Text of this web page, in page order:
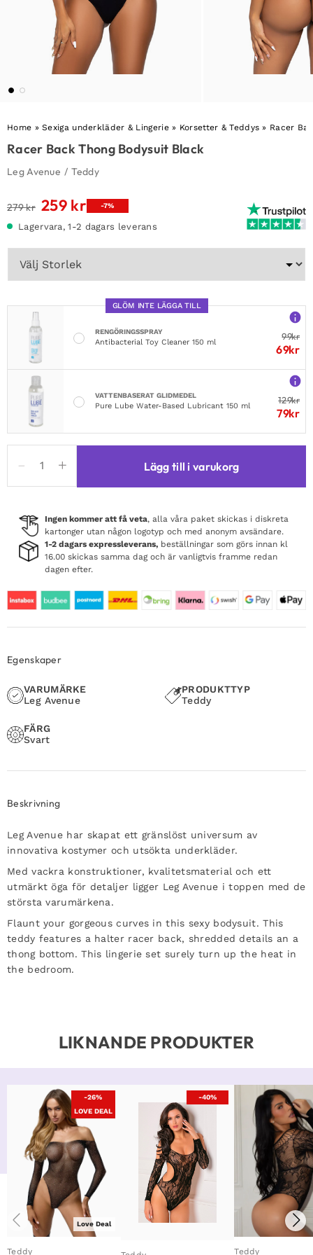
Home »Sexiga underkläder & Lingerie» Korsetter & Teddys » Racer
Racer Back Thong Bodysuit Black
Leg Avenue / Teddy
279kr Det
priset
var:
279 kr.
259 krDet
priset
är:
-7%
Lagervara, 1-2 dagars leverans
GLÖM INTE LÄGGA TILL
RENGÖRINGSSPRAY
Antibacterial Toy Cleaner 150 ml
99kr
69kr
VATTENBASERAT GLIDMEDEL
Pure Lube Water-Based Lubricant 150 ml
129kr
79kr
Back
Thong
Black
mängd
Lägg till i varukorg
Ingen kommer att få veta, alla våra paket skickas i diskreta
kartonger utan någon logotyp och med anonym avsändare.
1-2 dagars expressleverans, beställningar som görs innan kl
16.00 skickas samma dag och är vanligtvis framme redan
dagen efter.
Egenskaper
VARUMÄRKE
Leg Avenue
PRODUKTTYP
Teddy
FÄRG
Svart
Beskrivning
Leg Avenue har skapat ett gränslöst universum av
innovativa kostymer och utsökta underkläder.
Med vackra konstruktioner, kvalitetsmaterial och ett
utmärkt öga för detaljer ligger Leg Avenue i toppen med de
största varumärkena.
Flaunt your gorgeous curves in this sexy bodysuit. This
teddy features a halter racer back, shredded details an a
thong bottom. This lingerie set surely turn up the heat in
the bedroom.
LIKNANDE PRODUKTER
-26%
LOVE DEAL
Love Deal
Teddy
-40%
Teddy